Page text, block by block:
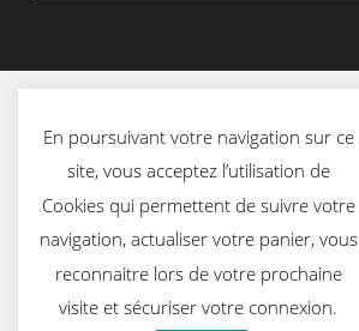
En poursuivant votre navigation sur ce
site, vous acceptez l’utilisation de
Cookies qui permettent de suivre votre
navigation, actualiser votre panier, vous
reconnaitre lors de votre prochaine
visite et sécuriser votre connexion.